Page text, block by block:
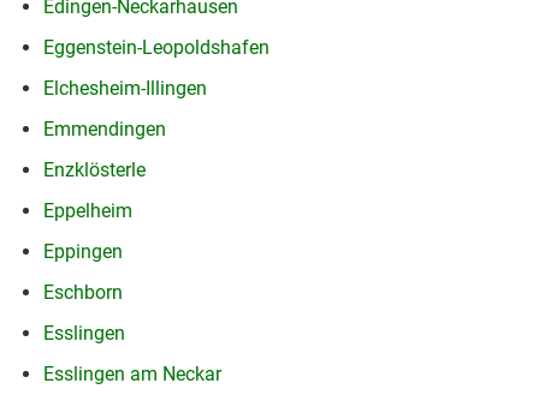
Edingen-Neckarhausen
Eggenstein-Leopoldshafen
Elchesheim-Illingen
Emmendingen
Enzklösterle
Eppelheim
Eppingen
Eschborn
Esslingen
Esslingen am Neckar